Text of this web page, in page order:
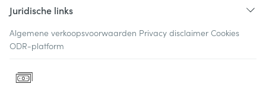
Juridische links
Algemene verkoopsvoorwaarden Privacy disclaimer Cookies
ODR-platform